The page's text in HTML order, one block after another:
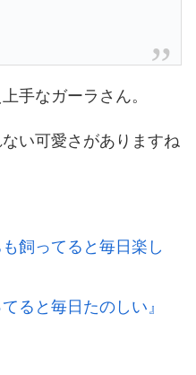
手なガーラさん。
い可愛さがありますね
飼ってると毎日楽し
ると毎日たのしい』